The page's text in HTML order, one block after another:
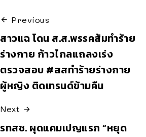
Previous
สาวแฉ โดน ส.ส.พรรคส้มทำร้าย
ร่างกาย ก้าวไกลแถลงเร่ง
ตรวจสอบ #สสทำร้ายร่างกาย
ผู้หญิง ติดเทรนด์ข้ามคืน
Next
รทสช. ผุดแคมเปญแรก “หยุด